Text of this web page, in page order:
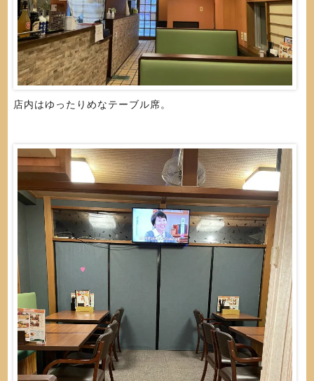
店内はゆったりめなテーブル席。